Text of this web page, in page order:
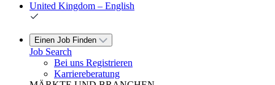
United Kingdom – English
Einen Job Finden
Job Search
Bei uns Registrieren
Karriereberatung